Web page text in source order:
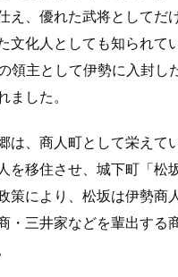
え、優れた武将としてだ
文化人としても知られて
領主として伊勢に入封し
ました。
は、商人町として栄えて
を移住させ、城下町「松
策により、松坂は伊勢商
・三井家などを輩出する